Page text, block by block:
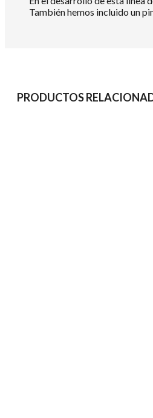
También hemos incluido un
PRODUCTOS